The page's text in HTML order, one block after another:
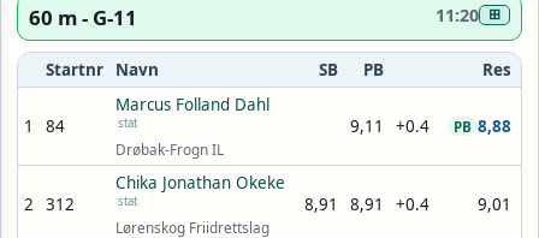
60 m - G-11 11:20 ⊞
Startnr Navn SB PB Res
1 84
Marcus Folland Dahl
stat
Drøbak-Frogn IL
9,11 +0.4 8,88
PB
2 312
Chika Jonathan Okeke
stat
Lørenskog Friidrettslag
8,91 8,91 +0.4 9,01